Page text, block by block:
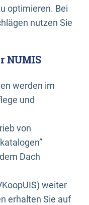
optimieren. Bei
nutzen Sie
NUMIS
werden im
und
von
Dach
weiter
erhalten Sie auf